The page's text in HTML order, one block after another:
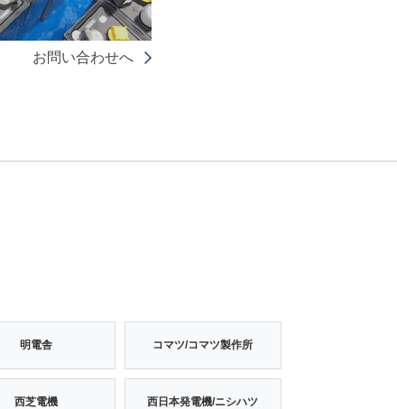
お問い合わせへ
明電舎 コマツ/コマツ製作所
西芝電機 西日本発電機/ニシハツ